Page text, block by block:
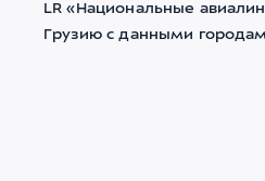
LR «Национальные
Грузию с данными